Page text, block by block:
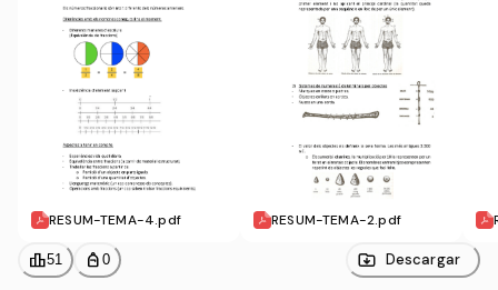
RESUM-TEMA-4.pdf RESUM-TEMA-2.pdf
leaderboard51 personal_bag 0 Descargar